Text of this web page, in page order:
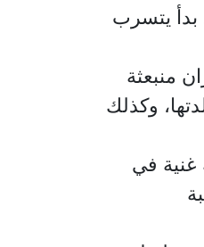
بدأ يتسرب
منبعثة
وكذلك
غنية في